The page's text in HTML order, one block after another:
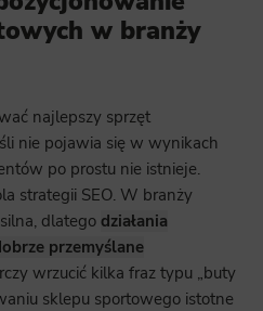
w branży
najlepszy sprzęt
nie pojawia się w wynikach
po prostu nie istnieje.
strategii SEO. W branży
dlatego działania
przemyślane
wrzucić kilka fraz typu „buty
sklepu sportowego istotne